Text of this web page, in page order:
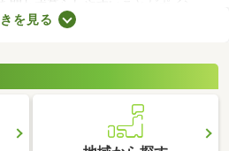
問わず暮らしやすいことがポイン
ど、家族の希望にあわせて使い方を
しょう。
を見る